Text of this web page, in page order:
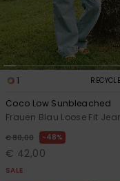
1
Coco Low Sunbleached
Frauen Blau Loose Fit
€ 80,00 48%
€ 42,00
SALE